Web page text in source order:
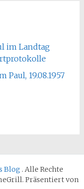
im Landtag
Paul, 19.08.1957
Blog . Alle Rechte
Präsentiert von